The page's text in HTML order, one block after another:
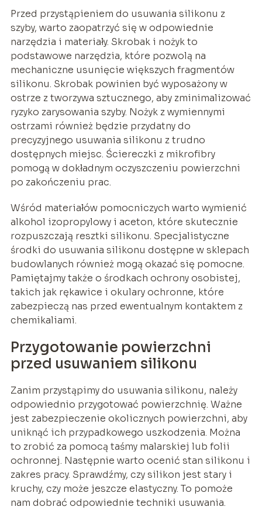
Przed przystąpieniem do usuwania silikonu z
szyby, warto zaopatrzyć się w odpowiednie
narzędzia i materiały. Skrobak i nożyk to
podstawowe narzędzia, które pozwolą na
mechaniczne usunięcie większych fragmentów
silikonu. Skrobak powinien być wyposażony w
ostrze z tworzywa sztucznego, aby zminimalizować
ryzyko zarysowania szyby. Nożyk z wymiennymi
ostrzami również będzie przydatny do
precyzyjnego usuwania silikonu z trudno
dostępnych miejsc. Ściereczki z mikrofibry
pomogą w dokładnym oczyszczeniu powierzchni
po zakończeniu prac.
Wśród materiałów pomocniczych warto wymienić
alkohol izopropylowy i aceton, które skutecznie
rozpuszczają resztki silikonu. Specjalistyczne
środki do usuwania silikonu dostępne w sklepach
budowlanych również mogą okazać się pomocne.
Pamiętajmy także o środkach ochrony osobistej,
takich jak rękawice i okulary ochronne, które
zabezpieczą nas przed ewentualnym kontaktem z
chemikaliami.
Przygotowanie powierzchni
przed usuwaniem silikonu
Zanim przystąpimy do usuwania silikonu, należy
odpowiednio przygotować powierzchnię. Ważne
jest zabezpieczenie okolicznych powierzchni, aby
uniknąć ich przypadkowego uszkodzenia. Można
to zrobić za pomocą taśmy malarskiej lub folii
ochronnej. Następnie warto ocenić stan silikonu i
zakres pracy. Sprawdźmy, czy silikon jest stary i
kruchy, czy może jeszcze elastyczny. To pomoże
nam dobrać odpowiednie techniki usuwania.